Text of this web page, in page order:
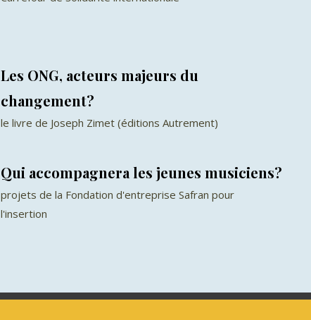
Les ONG, acteurs majeurs du
changement?
le livre de Joseph Zimet (éditions Autrement)
Qui accompagnera les jeunes musiciens?
projets de la Fondation d'entreprise Safran pour
l'insertion